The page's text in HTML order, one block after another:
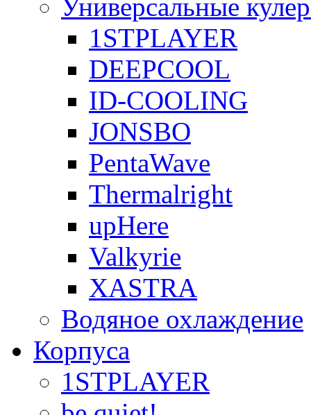
Универсальные
1STPLAYER
DEEPCOOL
ID-COOLING
JONSBO
PentaWave
Thermalright
upHere
Valkyrie
XASTRA
Водяное охлаждение
Корпуса
1STPLAYER